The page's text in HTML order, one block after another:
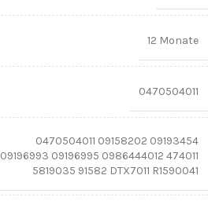
12 Monate
0470504011
0470504011 09158202 09193454
09196993 09196995 0986444012 474011
5819035 91582 DTX7011 R1590041